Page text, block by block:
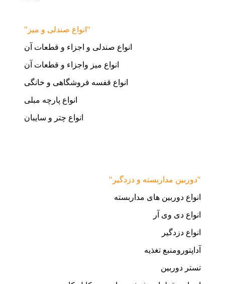
"انواع صندلی و میز"
انواع صندلی و اجزاء و قطعات آن
انواع میز واجزاء و قطعات آن
انواع قفسه فروشگاهی و خانگی
انواع پارچه مبلی
انواع چتر و سایبان
"دوربین مداربسته و دزدگیر"
انواع دوربین های مداربسته
انواع دی وی آر
انواع دزدگیر
آداپتورومنبع تغذیه
تستر دوربین